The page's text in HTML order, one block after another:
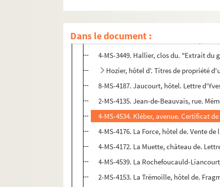
Dans le document :
2-MS-4137. Grand-Salle du Palais de
4-MS-FG-00060. Gravilliers, rue des.
2-MS-4145. Guise, hôtel de. Devis pour
4-MS-3449. Hallier, clos du. "Extrait
Hozier, hôtel d'. Titres de propriété
8-MS-4187. Jaucourt, hôtel. Lettre
2-MS-4135. Jean-de-Beauvais, rue.
4-MS-4534. Kléber, avenue. Certificat
4-MS-4176. La Force, hôtel de. Vente
4-MS-4172. La Muette, château de.
4-MS-4539. La Rochefoucauld-
2-MS-4153. La Trémoille, hôtel de.